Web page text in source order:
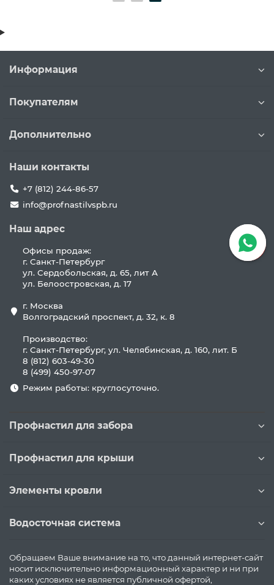
Информация
Покупателям
Дополнительно
Наши контакты
+7 (812) 244-86-57
info@profnastilvspb.ru
Наш адрес
Офисы продаж:
г. Санкт-Петербург
ул. Сердобольская, д. 65, лит А
ул. Белоостровская, д. 17
г. Москва
Волгоградский проспект, д. 32, к. 8
Производство:
г. Санкт-Петербург, ул. Челябинская, д. 160, лит. Б
8 (812) 603-49-30
8 (499) 450-97-07
Режим работы: круглосуточно.
Профнастил для забора
Профнастил для крыши
Элементы кровли
Водосточная система
Обращаем Ваше внимание на то, что данный интернет-сайт
носит исключительно информационный характер и ни при
каких условиях не является публичной офертой,